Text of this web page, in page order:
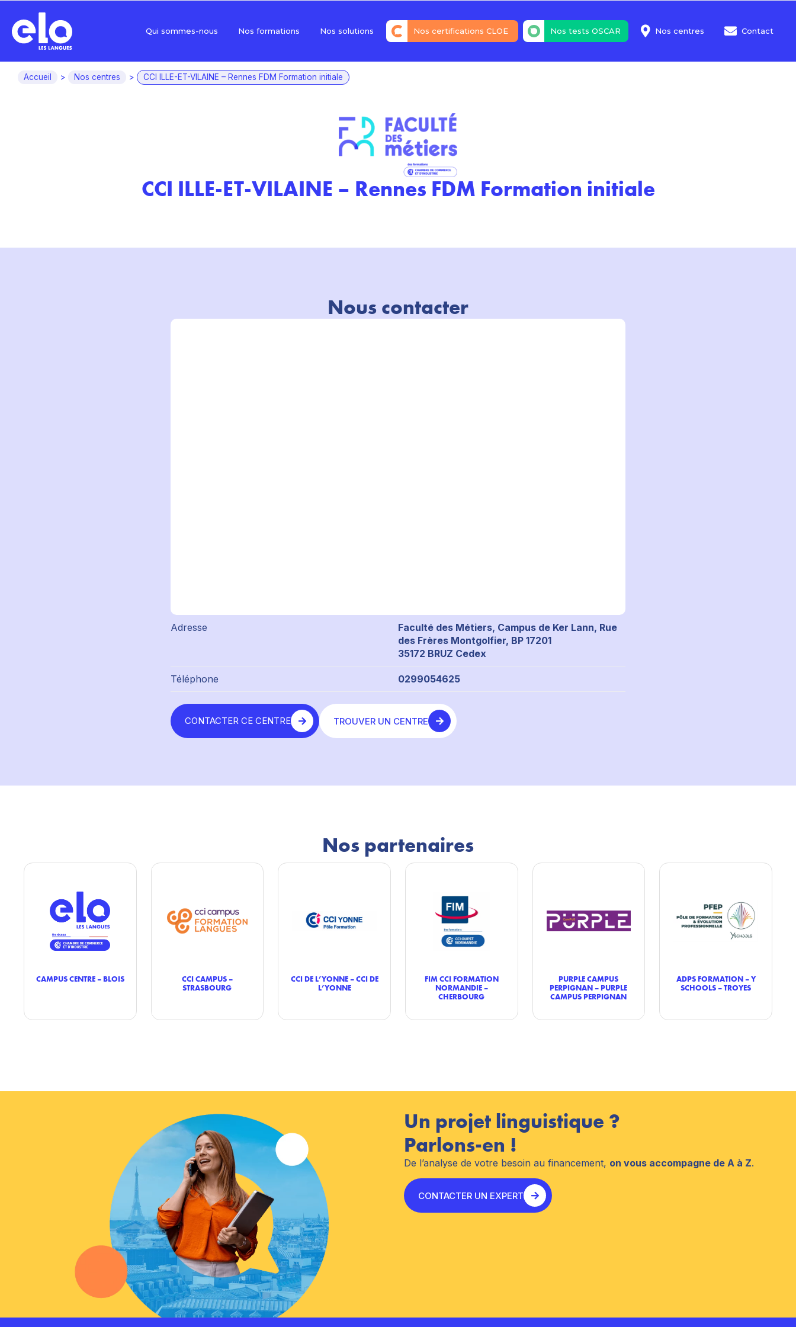
Qui sommes-nous Nos formations Nos solutions
Répondre à tous les besoins
de l’entreprise
Certifier ses acquis avec nos
certifications CLOE
Évaluer son niveau avec un
diagnostic offert
Nos certifications CLOE Nos tests OSCAR Nos centres Contact
Accueil > Nos centres > CCI ILLE-ET-VILAINE – Rennes FDM Formation initiale
CCI ILLE-ET-VILAINE – Rennes FDM Formation initiale
Nous contacter
Adresse
Faculté des Métiers, Campus de Ker Lann, Rue
des Frères Montgolfier, BP 17201
35172 BRUZ Cedex
Téléphone 0299054625
CONTACTER CE CENTRE TROUVER UN CENTRE
Nos partenaires
CAMPUS CENTRE – BLOIS
CCI CAMPUS –
STRASBOURG
CCI DE L’YONNE – CCI DE
L’YONNE
FIM CCI FORMATION
NORMANDIE –
CHERBOURG
PURPLE CAMPUS
PERPIGNAN – PURPLE
CAMPUS PERPIGNAN
ADPS FORMATION – Y
SCHOOLS – TROYES
Un projet linguistique ?
Parlons-en !
De l’analyse de votre besoin au financement, on vous accompagne de A à Z.
CONTACTER UN EXPERT